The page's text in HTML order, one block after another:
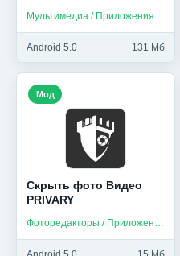
Мультимедиа / Приложения на русском
Android 5.0+ 131 Мб
Скрыть фото Видео
PRIVARY
Фоторедакторы / Приложения на русском
Мод